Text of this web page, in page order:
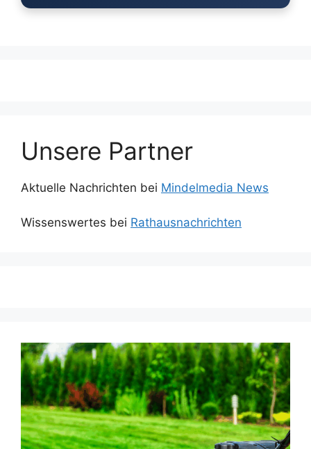
Unsere Partner
Aktuelle Nachrichten bei Mindelmedia News
Wissenswertes bei Rathausnachrichten